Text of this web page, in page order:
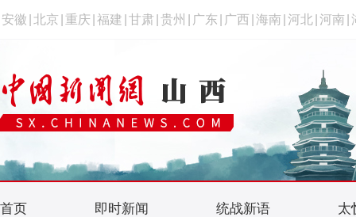
安徽 北京 重庆 福建 甘肃 贵州 广东 广西 海南 河北 河南
首页 即时新闻 统战新语 太